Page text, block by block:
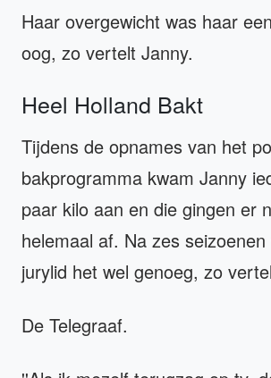
Haar overgewicht was haar
oog, zo vertelt Janny.
Heel Holland Bakt
Tijdens de opnames van het
bakprogramma kwam Janny
paar kilo aan en die gingen er
helemaal af. Na zes
jurylid het wel genoeg, zo
De Telegraaf.